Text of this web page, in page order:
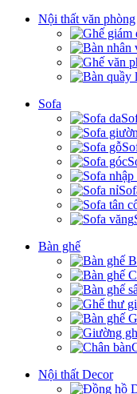
Nội thất văn phòng
Sofa
Bàn ghế
Nội thất Decor